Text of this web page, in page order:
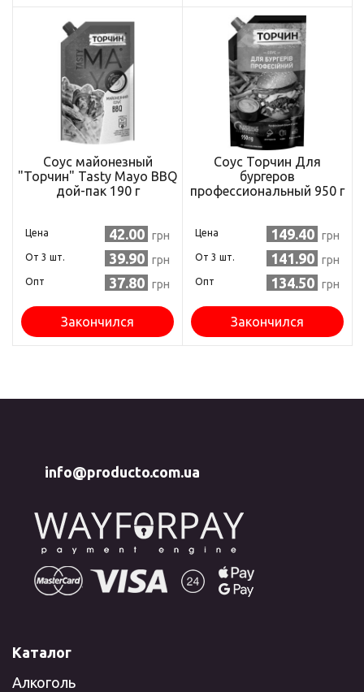
Соус майонезный
"Торчин" Tasty Mayo BBQ
дой-пак 190 г
Цена 42.00 грн
Oт 3 шт. 39.90 грн
Опт 37.80 грн
Закончился
Соус Торчин Для
бургеров
профессиональный 950 г
Цена 149.40 грн
Oт 3 шт. 141.90 грн
Опт 134.50 грн
Закончился
info@producto.com.ua
Каталог
Алкоголь